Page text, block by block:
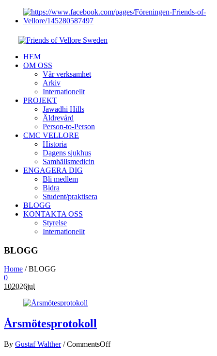
HEM
OM OSS
Vår verksamhet
Arkiv
Internationellt
PROJEKT
Jawadhi Hills
Äldrevård
Person-to-Person
CMC VELLORE
Historia
Dagens sjukhus
Samhällsmedicin
ENGAGERA DIG
Bli medlem
Bidra
Student/praktisera
BLOGG
KONTAKTA OSS
Styrelse
Internationellt
BLOGG
Home /BLOGG
0
102026jul
Årsmötesprotokoll
By Gustaf Walther / CommentsOff